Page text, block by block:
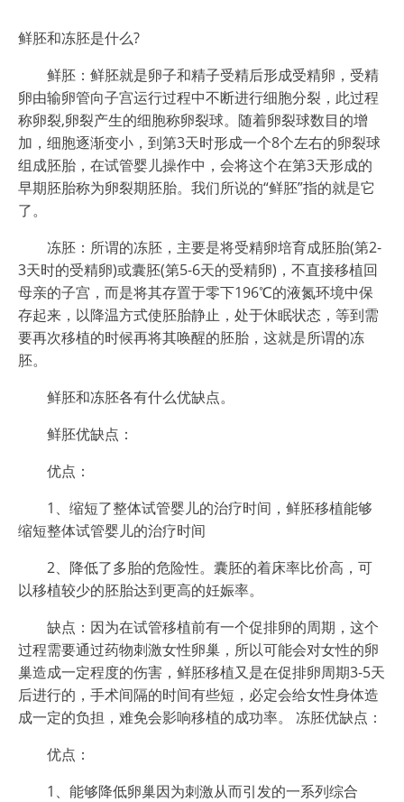
鲜胚和冻胚是什么?
鲜胚：鲜胚就是卵子和精子受精后形成受精卵，受精
卵由输卵管向子宫运行过程中不断进行细胞分裂，此过程
称卵裂,卵裂产生的细胞称卵裂球。随着卵裂球数目的增
加，细胞逐渐变小，到第3天时形成一个8个左右的卵裂球
组成胚胎，在试管婴儿操作中，会将这个在第3天形成的
早期胚胎称为卵裂期胚胎。我们所说的“鲜胚”指的就是它
了。
冻胚：所谓的冻胚，主要是将受精卵培育成胚胎(第2-
3天时的受精卵)或囊胚(第5-6天的受精卵)，不直接移植回
母亲的子宫，而是将其存置于零下196℃的液氮环境中保
存起来，以降温方式使胚胎静止，处于休眠状态，等到需
要再次移植的时候再将其唤醒的胚胎，这就是所谓的冻
胚。
鲜胚和冻胚各有什么优缺点。
鲜胚优缺点：
优点：
1、缩短了整体试管婴儿的治疗时间，鲜胚移植能够
缩短整体试管婴儿的治疗时间
2、降低了多胎的危险性。囊胚的着床率比价高，可
以移植较少的胚胎达到更高的妊娠率。
缺点：因为在试管移植前有一个促排卵的周期，这个
过程需要通过药物刺激女性卵巢，所以可能会对女性的卵
巢造成一定程度的伤害，鲜胚移植又是在促排卵周期3-5天
后进行的，手术间隔的时间有些短，必定会给女性身体造
成一定的负担，难免会影响移植的成功率。 冻胚优缺点：
优点：
1、能够降低卵巢因为刺激从而引发的一系列综合